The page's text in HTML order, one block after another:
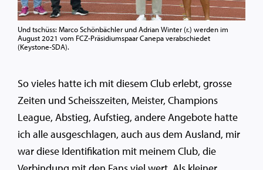
Und tschüss: Marco Schönbächler und Adrian Winter (r.) werden im
August 2021 vom FCZ-Präsidiumspaar Canepa verabschiedet
(Keystone-SDA).
So vieles hatte ich mit diesem Club erlebt, grosse
Zeiten und Scheisszeiten, Meister, Champions
League, Abstieg, Aufstieg, andere Angebote hatte
ich alle ausgeschlagen, auch aus dem Ausland, mir
war diese Identifikation mit meinem Club, die